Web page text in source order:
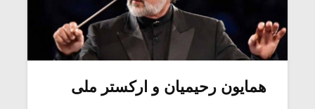
همایون رحیمیان و ارکستر ملی